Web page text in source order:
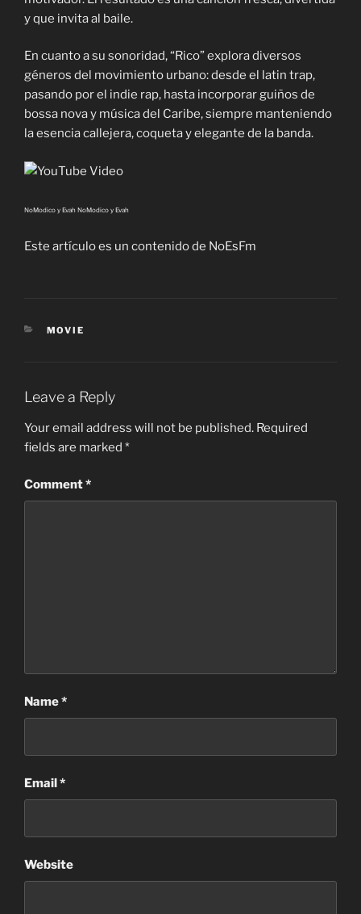
y que invita al baile.
En cuanto a su sonoridad, “Rico” explora diversos
géneros del movimiento urbano: desde el latin trap,
pasando por el indie rap, hasta incorporar guiños de
bossa nova y música del Caribe, siempre manteniendo
la esencia callejera, coqueta y elegante de la banda.
NoModico y Evah NoModico y Evah
Este artículo es un contenido de NoEsFm
CATEGORIES
MOVIE
Leave a Reply
Your email address will not be published. Required
fields are marked *
Comment*
Name*
Email*
Website